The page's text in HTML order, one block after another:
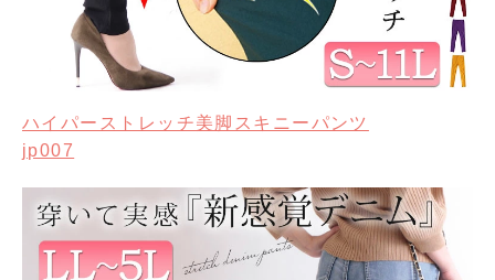
ハイパーストレッチ美脚スキニーパンツ
jp007